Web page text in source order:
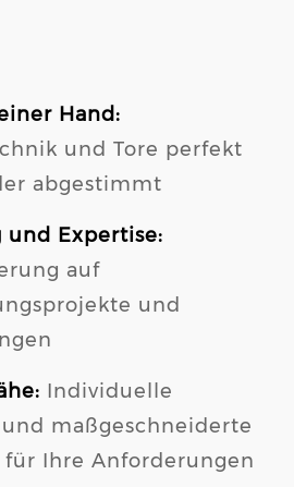
Hand:
und Tore perfekt
abgestimmt
und Expertise:
auf
und
Individuelle
maßgeschneiderte
für Ihre Anforderungen